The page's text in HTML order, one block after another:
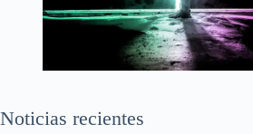
Noticias recientes